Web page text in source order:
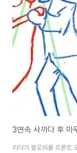
밀어 몸 전체를 더 앞으
가까이 자신의 발을 옮겨
발 뒤로 약간의 거리를
게 무게..
3연속 사까다 후 마
리더가 팔로워를 프론트